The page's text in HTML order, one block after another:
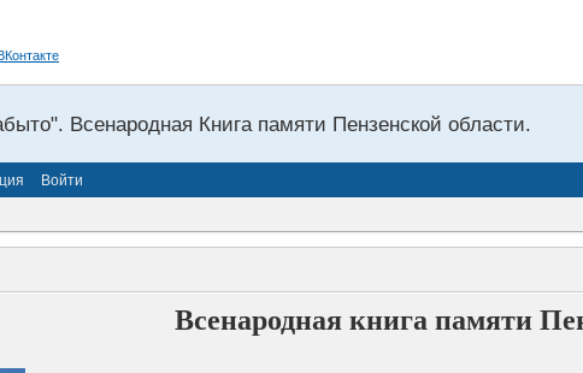
Всенародная Книга памяти Пензенской области.
Войти
Всенародная книга памяти